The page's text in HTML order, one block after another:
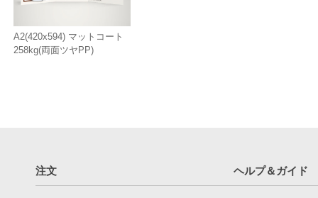
A2(420x594) マットコート
258kg(両面ツヤPP)
注文 ヘルプ＆ガイド